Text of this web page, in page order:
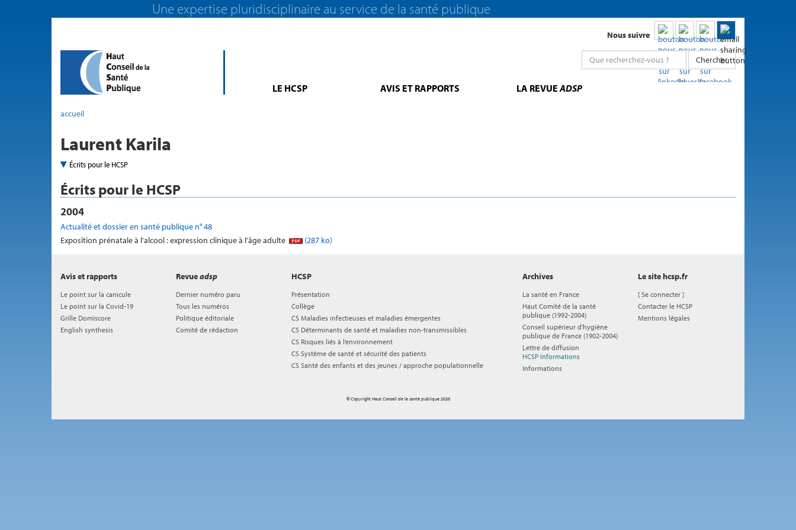
Une expertise pluridisciplinaire au service de la santé publique
Nous suivre
Chercher
LE HCSP AVIS ET RAPPORTS LA REVUEADSP
accueil
Laurent Karila
Écrits pour le HCSP
Écrits pour le HCSP
2004
Actualité et dossier en santé publique n° 48
Exposition prénatale à l’alcool : expression clinique à l’âge adulte
(287 ko)
HCSP
Présentation
Collège
CS Maladies infectieuses et maladies émergentes
CS Déterminants de santé et maladies non-transmissibles
CS Risques liés à l’environnement
CS Système de santé et sécurité des patients
CS Santé des enfants et des jeunes / approche populationnelle
Avis et rapports
Le point sur la canicule
Le point sur la Covid-19
Grille Domiscore
English synthesis
Revueadsp
Dernier numéro paru
Tous les numéros
Politique éditoriale
Comité de rédaction
Archives
La santé en France
Haut Comité de la santé
publique (1992-2004)
Conseil supérieur d'hygiène
publique de France (1902-2004)
Lettre de diffusion
HCSP Informations
Informations
Le site hcsp.fr
[Se connecter ]
Contacter le HCSP
Mentions légales
© Copyright Haut Conseil de la santé publique 2026